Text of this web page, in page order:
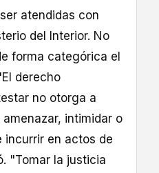
atendidas con
del Interior. No
forma categórica el
derecho
no otorga a
intimidar o
incurrir en actos de
"Tomar la justicia